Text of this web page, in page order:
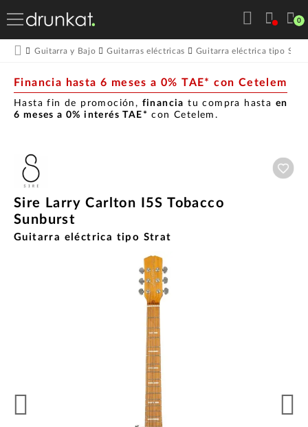
0
Guitarra y Bajo Guitarras eléctricas Guitarra eléctrica tipo
Financia hasta 6 meses a 0% TAE* con Cetelem
Hasta fin de promoción, financia tu compra hasta en
6 meses a 0% interés TAE* con Cetelem.
Sire Larry Carlton I5S Tobacco
Sunburst
Guitarra eléctrica tipo Strat